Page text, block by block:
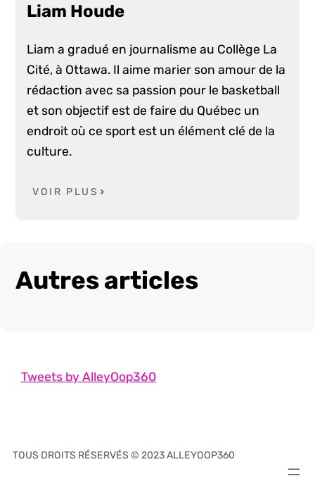
Liam Houde
Liam a gradué en journalisme au Collège La
Cité, à Ottawa. Il aime marier son amour de la
rédaction avec sa passion pour le basketball
et son objectif est de faire du Québec un
endroit où ce sport est un élément clé de la
culture.
VOIR PLUS
Autres articles
Tweets by AlleyOop360
TOUS DROITS RÉSERVÉS © 2023 ALLEYOOP360